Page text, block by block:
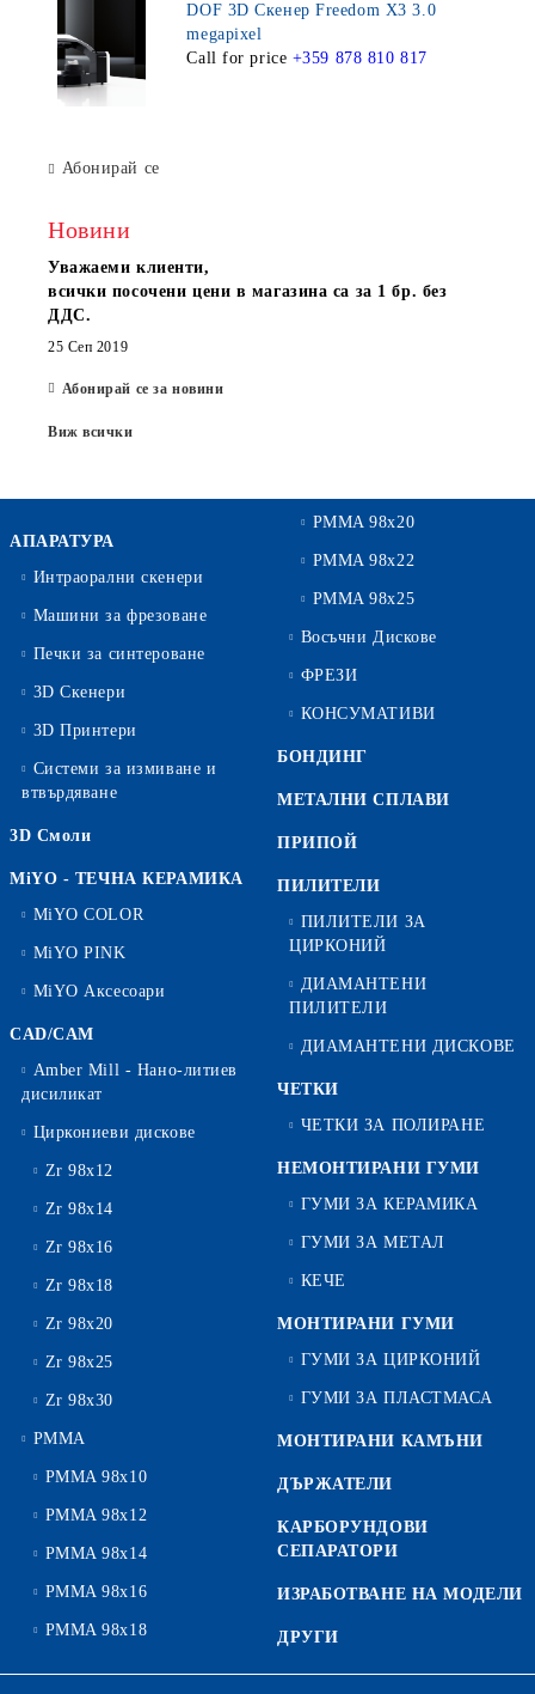
DOF 3D Скенер Freedom X3 3.0
megapixel
Call for price +359 878 810 817
Абонирай се
Новини
Уважаеми клиенти,
всички посочени цени в магазина са за 1 бр. без
ДДС.
25 Сеп 2019
Абонирай се за новини
Виж всички
АПАРАТУРА
Интраорални скенери
Машини за фрезоване
Печки за синтероване
3D Скенери
3D Принтери
Системи за измиване и
втвърдяване
3D Смоли
MiYO - ТЕЧНА КЕРАМИКА
MiYO COLOR
MiYO PINK
MiYO Аксесоари
CAD/CAM
Amber Mill - Нано-литиев
дисиликат
Циркониеви дискове
Zr 98x12
Zr 98x14
Zr 98x16
Zr 98x18
Zr 98x20
Zr 98x25
Zr 98x30
PMMA
PMMA 98x10
PMMA 98x12
PMMA 98x14
PMMA 98x16
PMMA 98x18
PMMA 98x20
PMMA 98x22
PMMA 98x25
Восъчни Дискове
ФРЕЗИ
КОНСУМАТИВИ
БОНДИНГ
МЕТАЛНИ СПЛАВИ
ПРИПОЙ
ПИЛИТЕЛИ
ПИЛИТЕЛИ ЗА
ЦИРКОНИЙ
ДИАМАНТЕНИ
ПИЛИТЕЛИ
ДИАМАНТЕНИ ДИСКОВЕ
ЧЕТКИ
ЧЕТКИ ЗА ПОЛИРАНЕ
НЕМОНТИРАНИ ГУМИ
ГУМИ ЗА КЕРАМИКА
ГУМИ ЗА МЕТАЛ
КЕЧЕ
МОНТИРАНИ ГУМИ
ГУМИ ЗА ЦИРКОНИЙ
ГУМИ ЗА ПЛАСТМАСА
МОНТИРАНИ КАМЪНИ
ДЪРЖАТЕЛИ
КАРБОРУНДОВИ
СЕПАРАТОРИ
ИЗРАБОТВАНЕ НА МОДЕЛИ
ДРУГИ